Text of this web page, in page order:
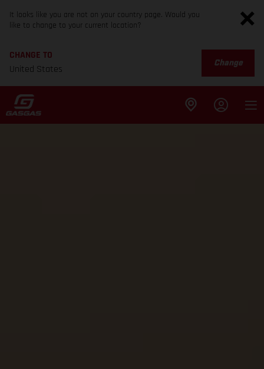
It looks like you are not on your country page. Would you
like to change to your current location?
CHANGE TO
United States
Change